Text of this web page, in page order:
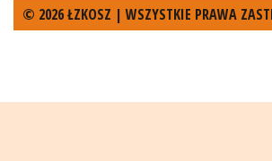
© 2026 ŁZKOSZ | WSZYSTKIE PRAWA